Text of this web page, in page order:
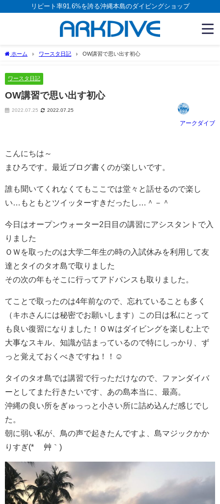
リピート率91.6%を誇る沖縄本島のダイビングショップ
ホーム ワースタ日記 OW講習で思い出す初心
ワースタ日記
OW講習で思い出す初心
2022.07.25 2022.07.25
アークダイブ
こんにちは～
まひろです。最近ブログ書くのが楽しいです。
誰も聞いてくれなくてもここでは堂々と話せるので楽し
い…もともとツイッターすきだったし…＾－＾
今日はオープンウォーター2日目の講習にアシスタントで入
りました
ＯＷを取ったのは大学二年生の時の入試休みを利用して友
達とタイのタオ島で取りました
その次の年もそこに行ってアドバンスも取りました。
てことで取ったのは4年前なので、忘れていることも多く
（キホさんには秘密でお願いします）この日は私にとって
も良い復習になりました！ＯＷはダイビングを楽しむ上で
大事なスキル、知識が詰まっているので特にしっかり、ず
っと覚えておくべきですね！！☺
タイのタオ島では講習で行っただけなので、ファンダイバ
ーとしてまた行きたいです、あの島本当に、最高。
沖縄の良い所をぎゅっっと小さい所に詰め込んだ感じでし
た。
朝に弱い私が、鳥の声で起きたんですよ、島マジックかか
りすぎ(* ´艸｀)